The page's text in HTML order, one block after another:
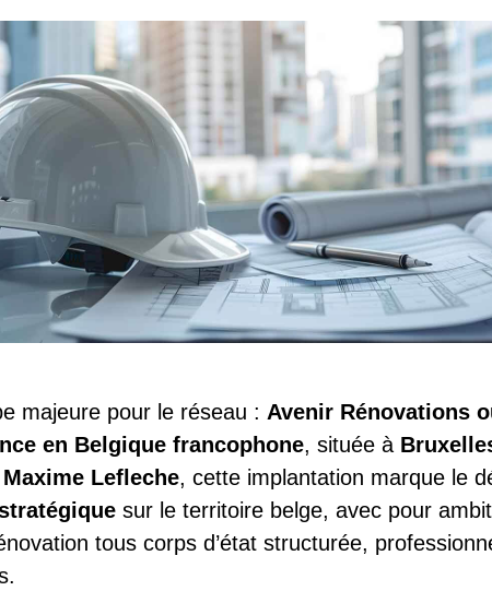
majeure pour le réseau : Avenir Rénovations
en Belgique francophone, située à
Maxime Lefleche, cette implantation marque le
sur le territoire belge, avec pour
tous corps d’état structurée,